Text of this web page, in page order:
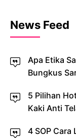
News Feed
Apa Etika
Bungkus
5 Pilihan
Kaki Anti
4 SOP